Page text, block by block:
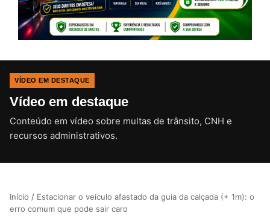
VÍDEO EM DESTAQUE
Vídeo em destaque
Conteúdo em vídeo sobre multas de trânsito, CNH e
recursos administrativos.CLIQUE PARA ATIVAR O SOM
Início / Estacionar o veículo afastado da guia da calçada (+ 1m): o
erro comum que pode sair caro